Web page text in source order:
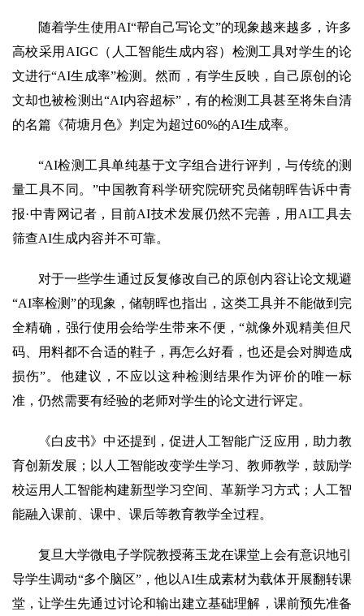
随着学生使用AI“帮自己写论文”的现象越来越多，许多
高校采用AIGC（人工智能生成内容）检测工具对学生的论
文进行“AI生成率”检测。然而，有学生反映，自己原创的论
文却也被检测出“AI内容超标”，有的检测工具甚至将朱自清
的名篇《荷塘月色》判定为超过60%的AI生成率。
“AI检测工具单纯基于文字组合进行评判，与传统的测
量工具不同。”中国教育科学研究院研究员储朝晖告诉中青
报·中青网记者，目前AI技术发展仍然不完善，用AI工具去
筛查AI生成内容并不可靠。
对于一些学生通过反复修改自己的原创内容让论文规避
“AI率检测”的现象，储朝晖也指出，这类工具并不能做到完
全精确，强行使用会给学生带来不便，“就像外观精美但尺
码、用料都不合适的鞋子，再怎么好看，也还是会对脚造成
损伤”。他建议，不应以这种检测结果作为评价的唯一标
准，仍然需要有经验的老师对学生的论文进行评定。
《白皮书》中还提到，促进人工智能广泛应用，助力教
育创新发展；以人工智能改变学生学习、教师教学，鼓励学
校运用人工智能构建新型学习空间、革新学习方式；人工智
能融入课前、课中、课后等教育教学全过程。
复旦大学微电子学院教授蒋玉龙在课堂上会有意识地引
导学生调动“多个脑区”，他以AI生成素材为载体开展翻转课
堂，让学生先通过讨论和输出建立基础理解，课前预先准备